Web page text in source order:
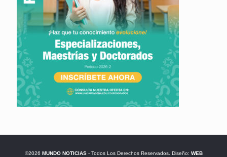
©2026 MUNDO NOTICIAS- Todos Los Derechos Reservados. Diseño: WEB